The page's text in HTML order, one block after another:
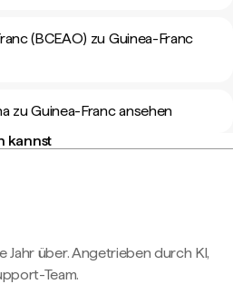
(BCEAO) zu Guinea-Franc
zu Guinea-Franc ansehen
kannst
Jahr über. Angetrieben durch KI,
Team.